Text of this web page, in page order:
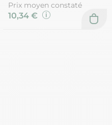
Prix moyen constaté
10,34 €